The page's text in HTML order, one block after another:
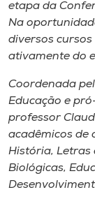
Cultura
Biblioteca
Editora
etapa da
Na
diversos
ativamente do
Coordenada
Educação e
professor
acadêmicos de
História, Letras
Biológicas,